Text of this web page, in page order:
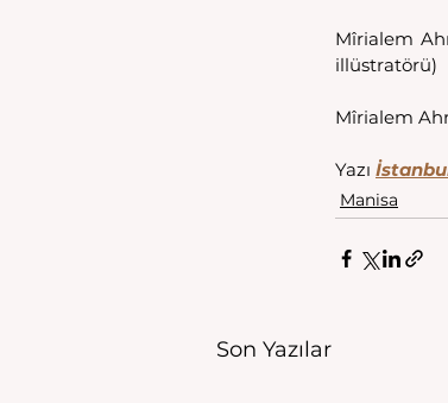
Mîrialem
illüstratörü)
Mîrialem
Yazı
Manisa
Son Yazılar